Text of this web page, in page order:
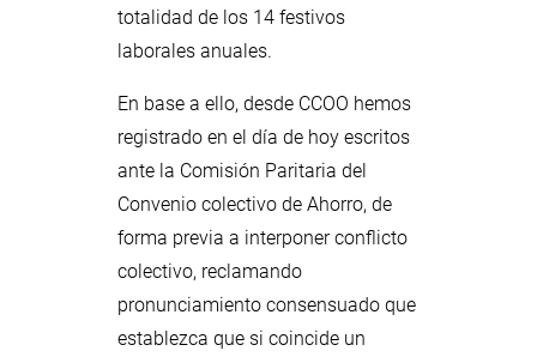
totalidad de los 14 festivos
laborales anuales.
En base a ello, desde CCOO hemos
registrado en el día de hoy escritos
ante la Comisión Paritaria del
Convenio colectivo de Ahorro, de
forma previa a interponer conflicto
colectivo, reclamando
pronunciamiento consensuado que
establezca que si coincide un